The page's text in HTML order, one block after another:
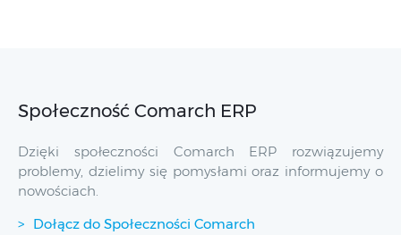
Społeczność Comarch ERP
Dzięki społeczności Comarch ERP rozwiązujemy
problemy, dzielimy się pomysłami oraz informujemy o
nowościach.
Dołącz do Społeczności Comarch